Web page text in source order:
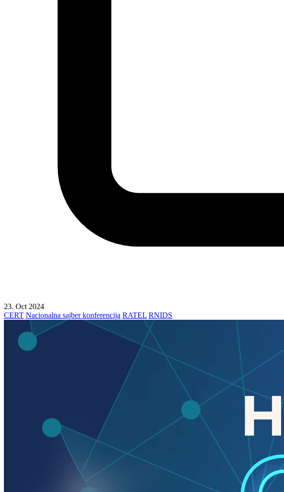
23. Oct 2024
CERT Nacionalna sajber konferencija RATEL RNIDS